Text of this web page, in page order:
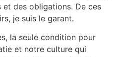
et des obligations. De ces
je suis le garant.
la seule condition pour
et notre culture qui